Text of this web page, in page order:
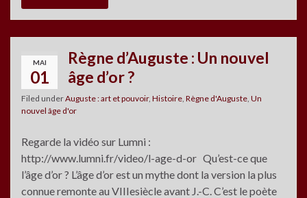
MAI
01
Règne d’Auguste : Un nouvel
âge d’or ?
Filed underAuguste : art et pouvoir, Histoire Règne d'Auguste Un
nouvel âge d'or
Regarde la vidéo sur Lumni :
http://www.lumni.fr/video/l-age-d-or Qu’est-ce que
l’âge d’or ? L’âge d’or est un mythe dont la version la plus
connue remonte au VIIIesiècle avant J.-C. C’est le poète